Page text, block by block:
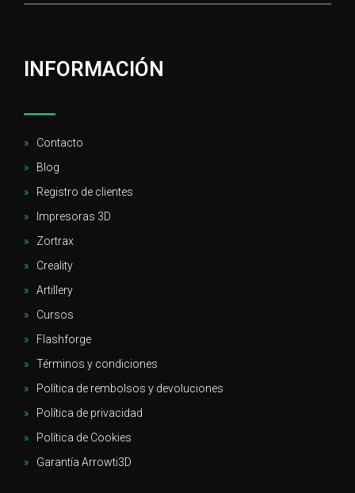
INFORMACIÓN
Contacto
Blog
Registro de clientes
Impresoras 3D
Zortrax
Creality
Artillery
Cursos
Flashforge
Términos y condiciones
Política de rembolsos y devoluciones
Política de privacidad
Política de Cookies
Garantía Arrowti3D